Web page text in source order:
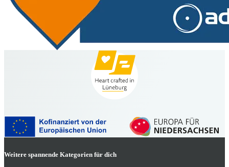
Weitere spannende Kategorien für dich